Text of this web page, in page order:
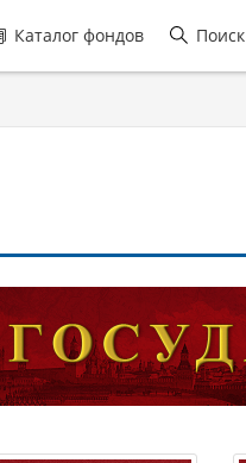
Каталог фондов Поиск